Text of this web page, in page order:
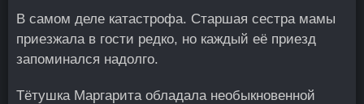
В самом деле катастрофа. Старшая сестра мамы
приезжала в гости редко, но каждый её приезд
запоминался надолго.
Тётушка Маргарита обладала необыкновенной